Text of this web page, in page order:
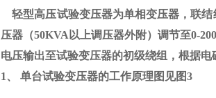
轻型高压试验变压器为单相变压器，联结
压器（50KVA 以上调压器外附）调节至0-
电压输出至试验变压器的初级绕组，根据
1、 单台试验变压器的工作原理图见图3